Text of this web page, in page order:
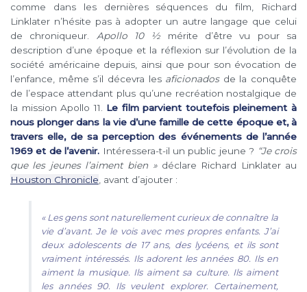
comme dans les dernières séquences du film, Richard
Linklater n’hésite pas à adopter un autre langage que celui
de chroniqueur. Apollo 10 ½ mérite d’être vu pour sa
description d’une époque et la réflexion sur l’évolution de la
société américaine depuis, ainsi que pour son évocation de
l’enfance, même s’il décevra les aficionados de la conquête
de l’espace attendant plus qu’une recréation nostalgique de
la mission Apollo 11. Le film parvient toutefois pleinement à
nous plonger dans la vie d’une famille de cette époque et, à
travers elle, de sa perception des événements de l’année
1969 et de l’avenir. Intéressera-t-il un public jeune ? “Je crois
que les jeunes l’aiment bien »déclare Richard Linklater au
Houston Chronicle , avant d’ajouter :
« Les gens sont naturellement curieux de connaître la
vie d’avant. Je le vois avec mes propres enfants. J’ai
deux adolescents de 17 ans, des lycéens, et ils sont
vraiment intéressés. Ils adorent les années 80. Ils en
aiment la musique. Ils aiment sa culture. Ils aiment
les années 90. Ils veulent explorer. Certainement,